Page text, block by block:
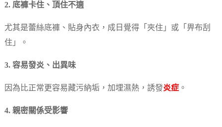
2. 底褲卡住、頂住不適
尤其是蕾絲底褲、貼身內衣，成日覺得「夾住」或「畀布刮
住」。
3. 容易發炎、出異味
因為比正常更容易藏污納垢，加埋濕熱，誘發炎症。
4. 親密關係受影響